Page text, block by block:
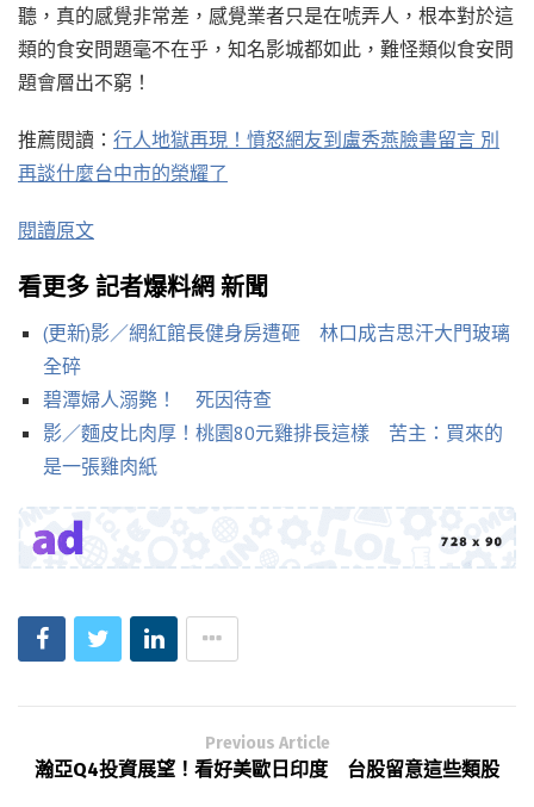
聽，真的感覺非常差，感覺業者只是在唬弄人，根本對於這
類的食安問題毫不在乎，知名影城都如此，難怪類似食安問
題會層出不窮！
推薦閱讀： 行人地獄再現！憤怒網友到盧秀燕臉書留言 別
再談什麼台中市的榮耀了
閱讀原文
看更多 記者爆料網 新聞
(更新)影／網紅館長健身房遭砸 林口成吉思汗大門玻璃
全碎
碧潭婦人溺斃！ 死因待查
影／麵皮比肉厚！桃園80元雞排長這樣 苦主：買來的
是一張雞肉紙
Previous Article
瀚亞Q4投資展望！看好美歐日印度 台股留意這些類股